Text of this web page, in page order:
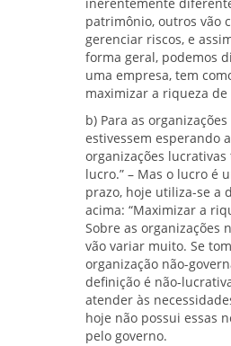
patrimônio, outros vão
gerenciar riscos, e
forma geral, podemos
uma empresa, tem
maximizar a riqueza de
b) Para as
estivessem esperando
organizações
lucro.” – Mas o lucro é
prazo, hoje utiliza-se a
acima: “Maximizar a
Sobre as organizações
vão variar muito. Se
organização não-
definição é não-
atender às
hoje não possui essas
pelo governo.